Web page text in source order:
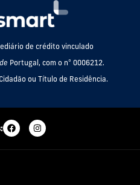
de crédito vinculado
Portugal, com o nº 0006212.
ou Título de Residência.